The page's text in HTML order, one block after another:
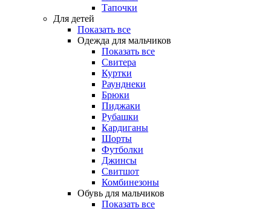
Тапочки
Для детей
Показать все
Одежда для мальчиков
Показать все
Свитера
Куртки
Раунднеки
Брюки
Пиджаки
Рубашки
Кардиганы
Шорты
Футболки
Джинсы
Свитшот
Комбинезоны
Обувь для мальчиков
Показать все